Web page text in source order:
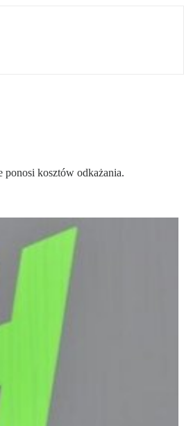
ponosi kosztów odkażania.